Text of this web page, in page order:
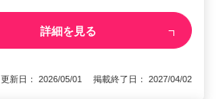
詳細を見る
更新日： 2026/05/01 掲載終了日： 2027/04/02